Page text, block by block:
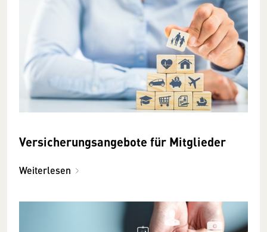
Versicherungsangebote für Mitglieder
Weiterlesen